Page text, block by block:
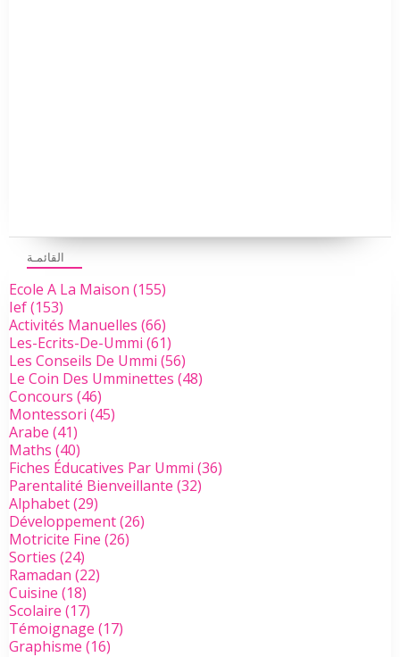
القائمـة
Ecole A La Maison (155)
Ief(153)
Activités Manuelles (66)
Les-Ecrits-De-Ummi (61)
Les Conseils De Ummi (56)
Le Coin Des Umminettes (48)
Concours (46)
Montessori (45)
Arabe (41)
Maths (40)
Fiches Éducatives Par Ummi (36)
Parentalité Bienveillante (32)
Alphabet(29)
Développement(26)
Motricite Fine (26)
Sorties (24)
Ramadan (22)
Cuisine (18)
Scolaire (17)
Témoignage (17)
Graphisme (16)